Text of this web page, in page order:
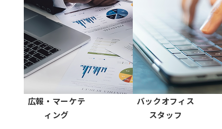
広報・マーケテ
ィング
バックオフィス
スタッフ